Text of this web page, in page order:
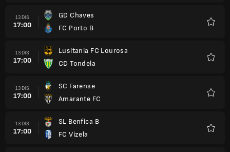
13 DIS
17:00
GD Chaves
FC Porto B
13 DIS
17:00
Lusitania FC Lourosa
CD Tondela
13 DIS
17:00
SC Farense
Amarante FC
13 DIS
17:00
SL Benfica B
FC Vizela